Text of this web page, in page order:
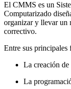
El CMMS es un
Computarizado
organizar y llevar un
correctivo.
Entre sus principales
La creación de
La